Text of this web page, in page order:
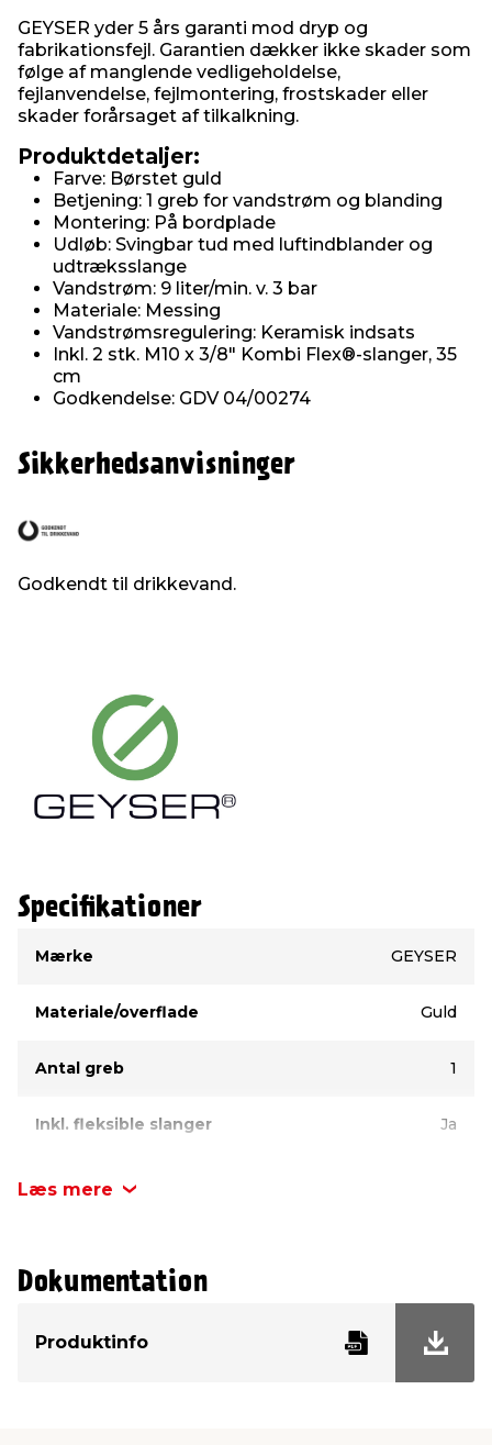
GEYSER yder 5 års garanti mod dryp og
fabrikationsfejl. Garantien dækker ikke skader som
følge af manglende vedligeholdelse,
fejlanvendelse, fejlmontering, frostskader eller
skader forårsaget af tilkalkning.
Produktdetaljer:
Farve: Børstet guld
Betjening: 1 greb for vandstrøm og blanding
Montering: På bordplade
Udløb: Svingbar tud med luftindblander og
udtræksslange
Vandstrøm: 9 liter/min. v. 3 bar
Materiale: Messing
Vandstrømsregulering: Keramisk indsats
Inkl. 2 stk. M10 x 3/8" Kombi Flex®-slanger, 35
cm
Godkendelse: GDV 04/00274
Sikkerhedsanvisninger
Godkendt til drikkevand.
Specifikationer
Mærke
GEYSER
Materiale/overflade Guld
Antal greb 1
Inkl. fleksible slanger Ja
Læs mere
Dokumentation
Produktinfo